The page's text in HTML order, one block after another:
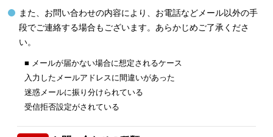
また、お問い合わせの内容により、お電話などメール以外の手
段でご連絡する場合もございます。あらかじめご了承くださ
い。
■ メールが届かない場合に想定されるケース
入力したメールアドレスに間違いがあった
迷惑メールに振り分けられている
受信拒否設定がされている